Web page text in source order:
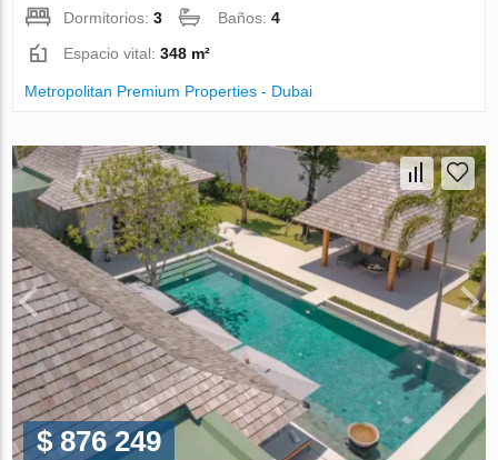
Dormitorios:3 Baños:4
Espacio vital:348 m²
Metropolitan Premium Properties - Dubai
$ 876 249